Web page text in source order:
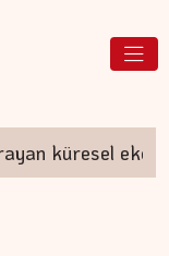
küresel